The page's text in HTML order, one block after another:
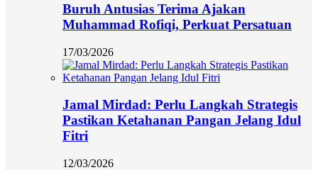
Buruh Antusias Terima Ajakan
Muhammad Rofiqi, Perkuat Persatuan
17/03/2026
Jamal Mirdad: Perlu Langkah Strategis
Pastikan Ketahanan Pangan Jelang Idul
Fitri
12/03/2026